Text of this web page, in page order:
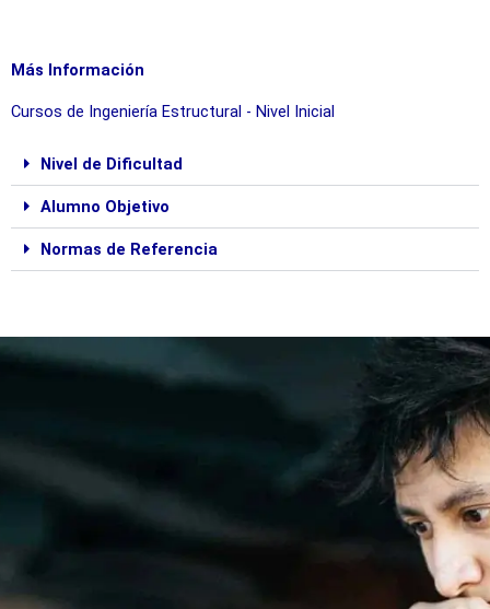
Más Información
Cursos de Ingeniería Estructural - Nivel Inicial
Nivel de Dificultad
Alumno Objetivo
Normas de Referencia